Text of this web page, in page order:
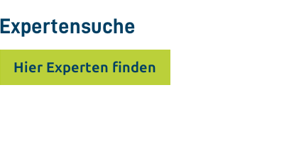
Expertensuche
Hier Experten finden